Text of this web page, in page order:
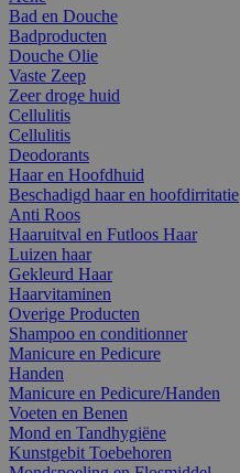
Bad en Douche
Badproducten
Douche Olie
Vaste Zeep
Zeer droge huid
Cellulitis
Cellulitis
Deodorants
Haar en Hoofdhuid
Beschadigd haar en hoofdirritatie
Anti Roos
Haaruitval en Futloos Haar
Luizen haar
Gekleurd Haar
Haarvitaminen
Overige Producten
Shampoo en conditionner
Manicure en Pedicure
Handen
Manicure en Pedicure/Handen
Voeten en Benen
Mond en Tandhygiëne
Kunstgebit Toebehoren